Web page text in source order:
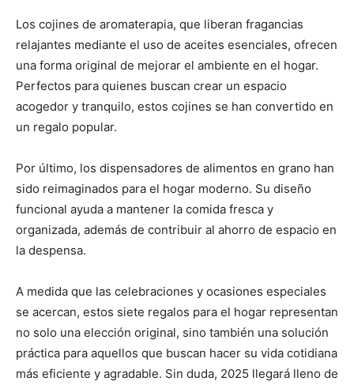
Los cojines de aromaterapia, que liberan fragancias
relajantes mediante el uso de aceites esenciales, ofrecen
una forma original de mejorar el ambiente en el hogar.
Perfectos para quienes buscan crear un espacio
acogedor y tranquilo, estos cojines se han convertido en
un regalo popular.
Por último, los dispensadores de alimentos en grano han
sido reimaginados para el hogar moderno. Su diseño
funcional ayuda a mantener la comida fresca y
organizada, además de contribuir al ahorro de espacio en
la despensa.
A medida que las celebraciones y ocasiones especiales
se acercan, estos siete regalos para el hogar representan
no solo una elección original, sino también una solución
práctica para aquellos que buscan hacer su vida cotidiana
más eficiente y agradable. Sin duda, 2025 llegará lleno de